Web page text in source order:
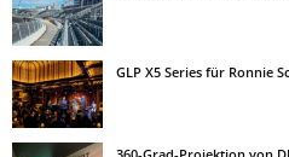
GLP X5 Series für Ronnie